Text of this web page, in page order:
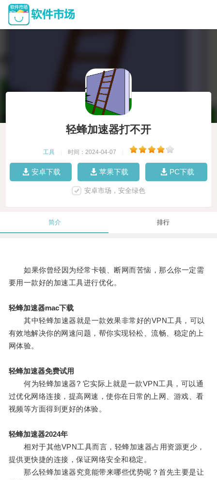
轻蜂加速器打不开
工具 时间：2024-04-07
安卓下载 苹果下载 PC下载
安卓市场，安全绿色
简介 排行
如果你曾经因为经常卡顿、断网而苦恼，那么你一定需
要用一款好的加速工具进行优化。
轻蜂加速器mac下载
其中轻蜂加速器就是一款效果非常好的VPN工具，可以
有效地解决你的网速问题，帮你实现轻松、流畅、稳定的上
网体验。
轻蜂加速器免费试用
何为轻蜂加速器? 它实际上就是一款VPN工具，可以通
过优化网络连接，提高网速，使你在日常的上网、游戏、看
视频等方面得到更好的体验。
轻蜂加速器2024年
相对于其他VPN工具而言，轻蜂加速器占用资源更少，
提供更快捷的连接，保证网络安全和稳定。
那么轻蜂加速器究竟能带来哪些优势呢？首先主要是让